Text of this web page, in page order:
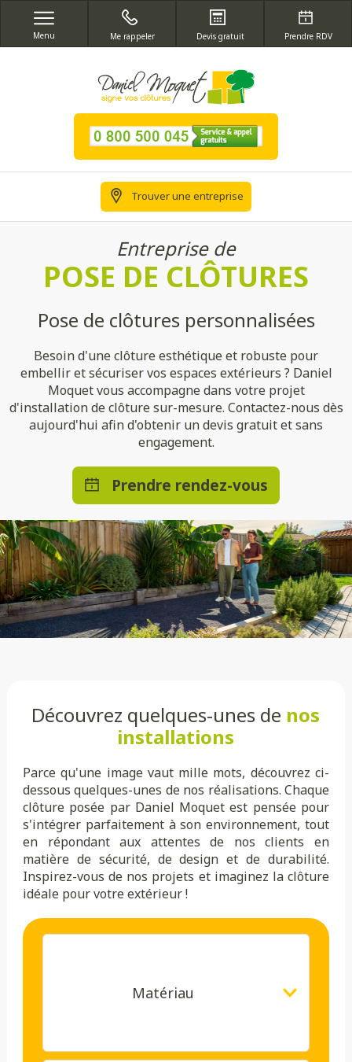
Menu Me rappeler Devis gratuit Prendre RDV
Trouver une entreprise
Entreprise de
POSE DE CLÔTURES
Pose de clôtures personnalisées
Besoin d'une clôture esthétique et robuste pour
embellir et sécuriser vos espaces extérieurs ? Daniel
Moquet vous accompagne dans votre projet
d'installation de clôture sur-mesure. Contactez-nous dès
aujourd'hui afin d'obtenir un devis gratuit et sans
engagement.
Prendre rendez-vous
Découvrez quelques-unes de nos
installations
Parce qu'une image vaut mille mots, découvrez ci-
dessous quelques-unes de nos réalisations. Chaque
clôture posée par Daniel Moquet est pensée pour
s'intégrer parfaitement à son environnement, tout
en répondant aux attentes de nos clients en
matière de sécurité, de design et de durabilité.
Inspirez-vous de nos projets et imaginez la clôture
idéale pour votre extérieur !
Matériau